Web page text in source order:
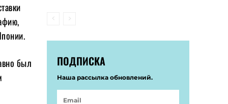
был
ПОДПИСКА
Наша рассылка обновлений.